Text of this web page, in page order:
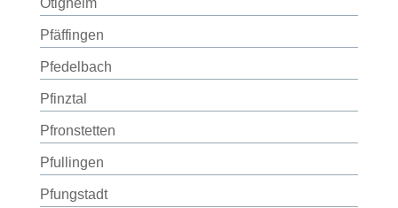
Ötigheim
Pfäffingen
Pfedelbach
Pfinztal
Pfronstetten
Pfullingen
Pfungstadt